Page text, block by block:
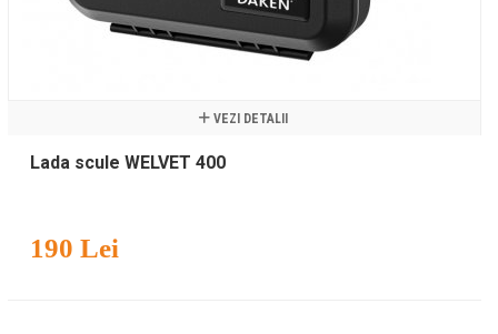
VEZI DETALII
Lada scule WELVET 400
190 Lei